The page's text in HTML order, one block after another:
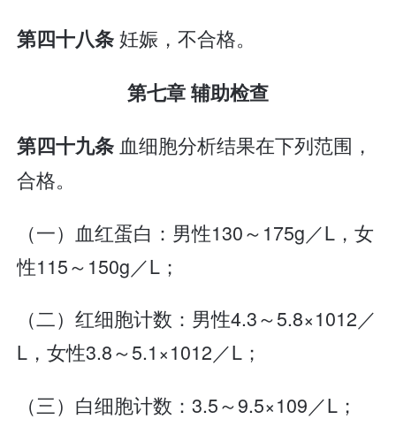
第四十八条妊娠，不合格。
第七章 辅助检查
第四十九条血细胞分析结果在下列范围，
合格。
（一）血红蛋白：男性130～175g／L，女
性115～150g／L；
（二）红细胞计数：男性4.3～5.8×1012／
L，女性3.8～5.1×1012／L；
（三）白细胞计数：3.5～9.5×109／L；